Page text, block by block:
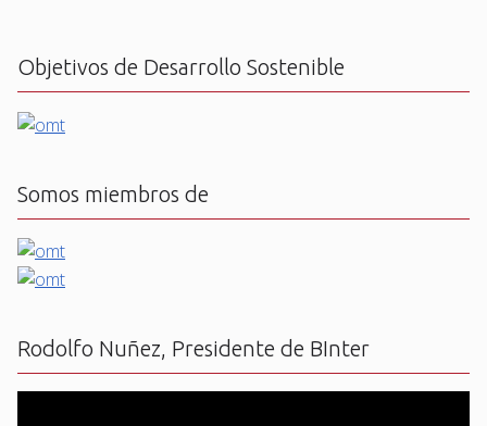
Objetivos de Desarrollo Sostenible
Somos miembros de
Rodolfo Nuñez, Presidente de BInter